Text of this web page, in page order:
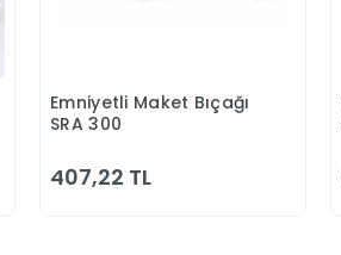
Sepete Ekle
Emniyetli Maket Bıçağı
SRA 300
407,22 TL